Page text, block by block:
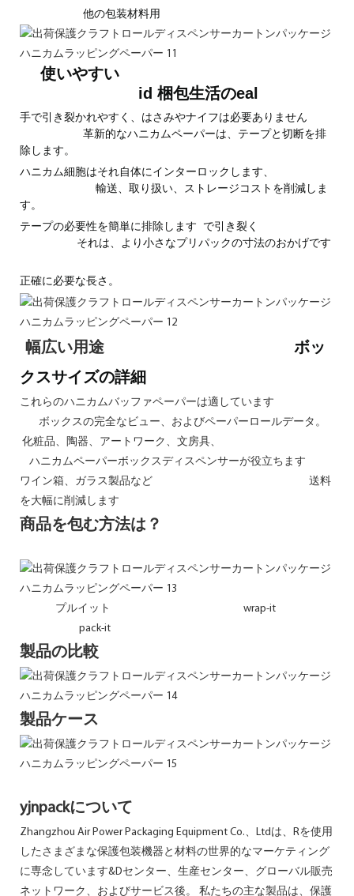
他の包装材料用
使いやすい
id 梱包生活のeal
手で引き裂かれやすく、はさみやナイフは必要ありません
革新的なハニカムペーパーは、テープと切断を排
除します。
ハニカム細胞はそれ自体にインターロックします、
輸送、取り扱い、ストレージコストを削減しま
す。
テープの必要性を簡単に排除します
で引き裂く
それは、より小さなプリパックの寸法のおかげです
正確に必要な長さ。
幅広い用途 ボッ
クスサイズの詳細
これらのハニカムバッファペーパーは適しています
ボックスの完全なビュー、およびペーパーロールデータ。
化粧品、陶器、アートワーク、文房具、
ハニカムペーパーボックスディスペンサーが役立ちます
ワイン箱、ガラス製品など 送料
を大幅に削減します
商品を包む方法は？
プルイット wrap-it
pack-it
製品の比較
製品ケース
yjnpackについて
Zhangzhou Air Power Packaging Equipment Co.、Ltdは、Rを使用
したさまざまな保護包装機器と材料の世界的なマーケティング
に専念しています&Dセンター、生産センター、グローバル販売
ネットワーク、およびサービス後。 私たちの主な製品は、保護